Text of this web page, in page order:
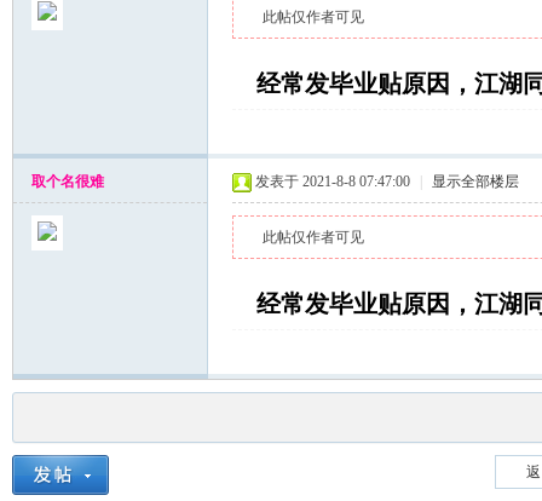
此帖仅作者可见
经常发毕业贴原因，江湖
取个名很难 发表于 2021-8-8 07:47:00 显示全部楼层
此帖仅作者可见
经常发毕业贴原因，江湖